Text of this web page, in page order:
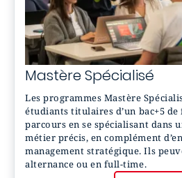
Mastère Spécialisé
Les programmes Mastère
étudiants titulaires d’un bac+5
parcours en se spécialisant dans
métier précis, en complément
management stratégique. Ils
alternance ou en full-time.